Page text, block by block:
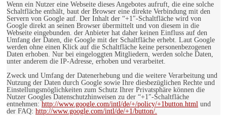
Wenn ein Nutzer eine Webseite dieses Angebotes aufruft, die eine solche
Schaltfläche enthält, baut der Browser eine direkte Verbindung mit den
Servern von Google auf. Der Inhalt der “+1″-Schaltfläche wird von
Google direkt an seinen Browser übermittelt und von diesem in die
Webseite eingebunden. der Anbieter hat daher keinen Einfluss auf den
Umfang der Daten, die Google mit der Schaltfläche erhebt. Laut Google
werden ohne einen Klick auf die Schaltfläche keine personenbezogenen
Daten erhoben. Nur bei eingeloggten Mitgliedern, werden solche Daten,
unter anderem die IP-Adresse, erhoben und verarbeitet.
Zweck und Umfang der Datenerhebung und die weitere Verarbeitung und
Nutzung der Daten durch Google sowie Ihre diesbezüglichen Rechte und
Einstellungsmöglichkeiten zum Schutz Ihrer Privatsphäre können die
Nutzer Googles Datenschutzhinweisen zu der “+1″-Schaltfläche
entnehmen: http://www.google.com/intl/de/+/policy/+1button.html und
der FAQ: http://www.google.com/intl/de/+1/button/.